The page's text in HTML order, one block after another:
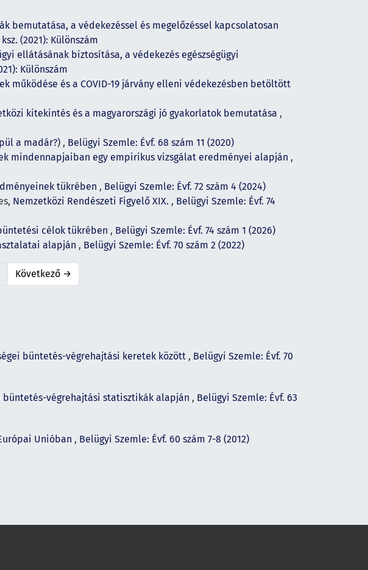
a védekezéssel és megelőzéssel kapcsolatosan
(2021): Különszám
ellátásának biztosítása, a védekezés egészségügyi
Különszám
működése és a COVID-19 járvány elleni védekezésben betöltött
kitekintés és a magyarországi jó gyakorlatok bemutatása ,
a madár?) , Belügyi Szemle: Évf. 68 szám 11 (2020)
mindennapjaiban egy empirikus vizsgálat eredményei alapján ,
tükrében , Belügyi Szemle: Évf. 72 szám 4 (2024)
Nemzetközi Rendészeti Figyelő XIX. , Belügyi Szemle: Évf. 74
célok tükrében , Belügyi Szemle: Évf. 74 szám 1 (2026)
alapján , Belügyi Szemle: Évf. 70 szám 2 (2022)
Következő →
büntetés-végrehajtási keretek között , Belügyi Szemle: Évf. 70
végrehajtási statisztikák alapján , Belügyi Szemle: Évf. 63
Unióban , Belügyi Szemle: Évf. 60 szám 7-8 (2012)